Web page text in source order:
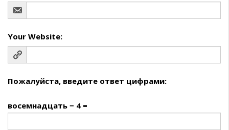
Your Website:
Пожалуйста, введите ответ цифрами:
восемнадцать − 4 =